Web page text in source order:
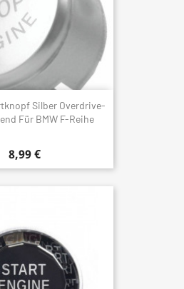
Silber Overdrive-
Für BMW F-Reihe
8,99 €